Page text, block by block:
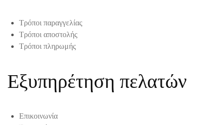
Τρόποι παραγγελίας
Τρόποι αποστολής
Τρόποι πληρωμής
Εξυπηρέτηση πελατών
Επικοινωνία